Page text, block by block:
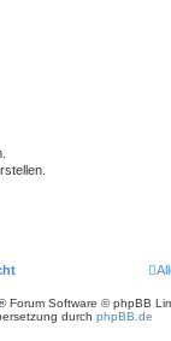
Forum Software © phpBB
durch phpBB.de